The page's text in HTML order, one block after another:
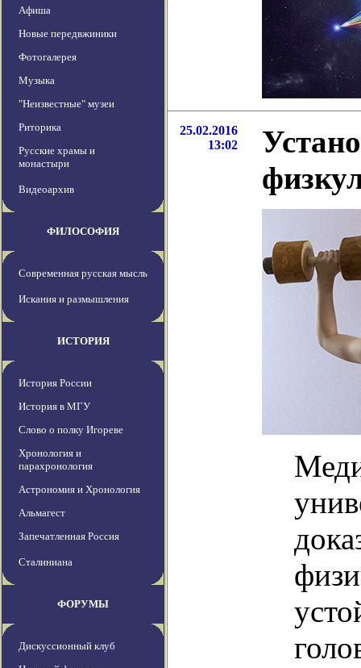
Афиша
Новые передвжиники
Фотогалерея
Музыка
"Неизвестные" музеи
Риторика
Русские храмы и
монастыри
Видеоархив
ФИЛОСОФИЯ
Современная русская мысль
Искания и размышления
ИСТОРИЯ
История России
История в МГУ
Слово о полку Игореве
Хронология и
парахронология
Астрономия и Хронология
Альмагест
Запечатленная Россия
Сталиниана
ФОРУМЫ
Дискуссионный клуб
25.02.2016
13:02